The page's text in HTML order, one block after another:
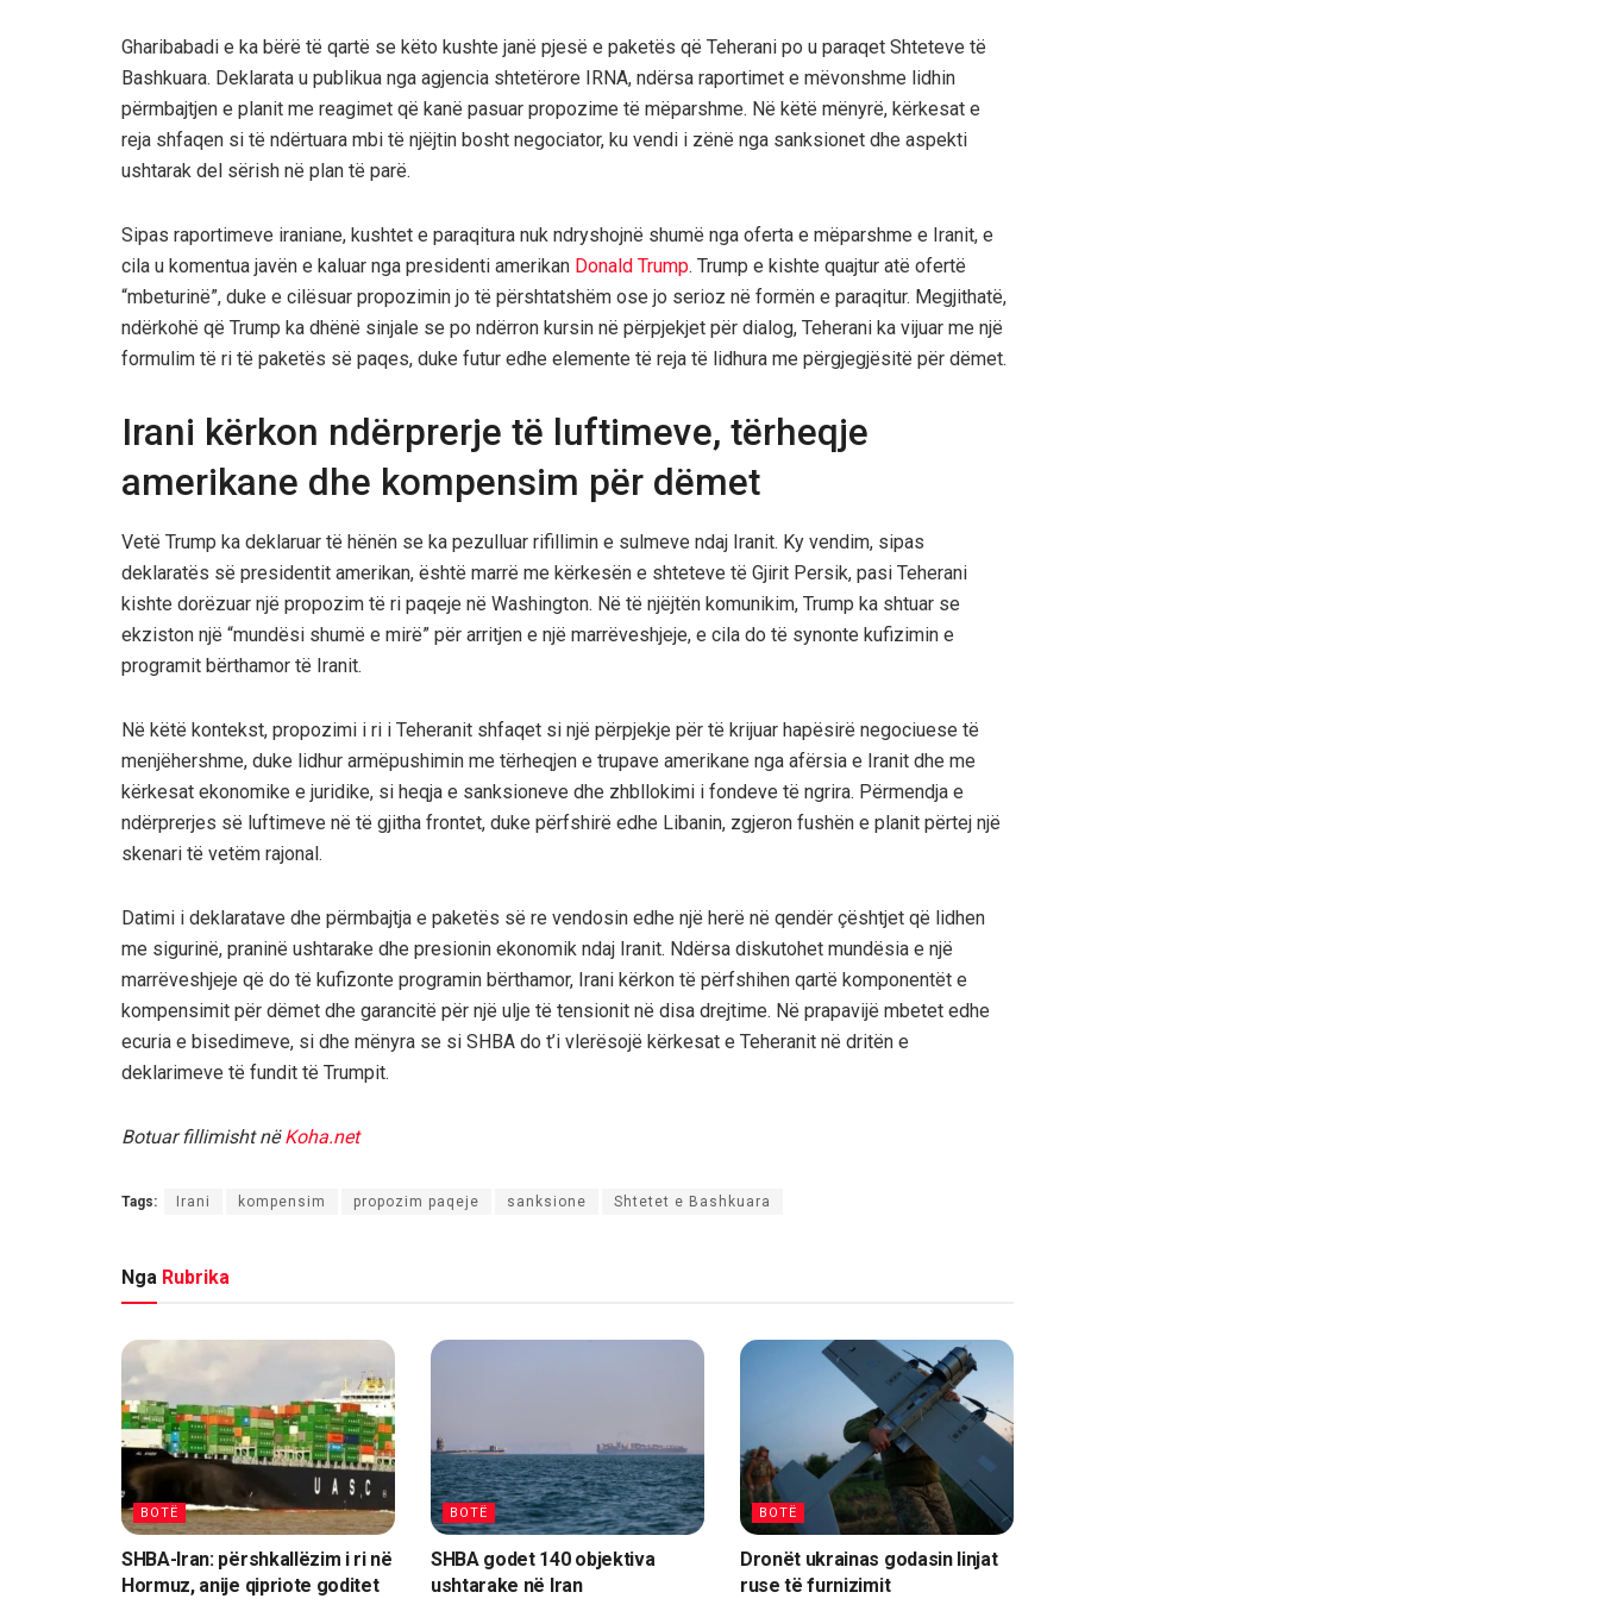
Gharibabadi e ka bërë të qartë se këto kushte janë pjesë e paketës që Teherani po u paraqet Shteteve të
Bashkuara. Deklarata u publikua nga agjencia shtetërore IRNA, ndërsa raportimet e mëvonshme lidhin
përmbajtjen e planit me reagimet që kanë pasuar propozime të mëparshme. Në këtë mënyrë, kërkesat e
reja shfaqen si të ndërtuara mbi të njëjtin bosht negociator, ku vendi i zënë nga sanksionet dhe aspekti
ushtarak del sërish në plan të parë.
Sipas raportimeve iraniane, kushtet e paraqitura nuk ndryshojnë shumë nga oferta e mëparshme e Iranit, e
cila u komentua javën e kaluar nga presidenti amerikan Donald Trump. Trump e kishte quajtur atë ofertë
“mbeturinë”, duke e cilësuar propozimin jo të përshtatshëm ose jo serioz në formën e paraqitur. Megjithatë,
ndërkohë që Trump ka dhënë sinjale se po ndërron kursin në përpjekjet për dialog, Teherani ka vijuar me një
formulim të ri të paketës së paqes, duke futur edhe elemente të reja të lidhura me përgjegjësitë për dëmet.
Irani kërkon ndërprerje të luftimeve, tërheqje
amerikane dhe kompensim për dëmet
Vetë Trump ka deklaruar të hënën se ka pezulluar rifillimin e sulmeve ndaj Iranit. Ky vendim, sipas
deklaratës së presidentit amerikan, është marrë me kërkesën e shteteve të Gjirit Persik, pasi Teherani
kishte dorëzuar një propozim të ri paqeje në Washington. Në të njëjtën komunikim, Trump ka shtuar se
ekziston një “mundësi shumë e mirë” për arritjen e një marrëveshjeje, e cila do të synonte kufizimin e
programit bërthamor të Iranit.
Në këtë kontekst, propozimi i ri i Teheranit shfaqet si një përpjekje për të krijuar hapësirë negociuese të
menjëhershme, duke lidhur armëpushimin me tërheqjen e trupave amerikane nga afërsia e Iranit dhe me
kërkesat ekonomike e juridike, si heqja e sanksioneve dhe zhbllokimi i fondeve të ngrira. Përmendja e
ndërprerjes së luftimeve në të gjitha frontet, duke përfshirë edhe Libanin, zgjeron fushën e planit përtej një
skenari të vetëm rajonal.
Datimi i deklaratave dhe përmbajtja e paketës së re vendosin edhe një herë në qendër çështjet që lidhen
me sigurinë, praninë ushtarake dhe presionin ekonomik ndaj Iranit. Ndërsa diskutohet mundësia e një
marrëveshjeje që do të kufizonte programin bërthamor, Irani kërkon të përfshihen qartë komponentët e
kompensimit për dëmet dhe garancitë për një ulje të tensionit në disa drejtime. Në prapavijë mbetet edhe
ecuria e bisedimeve, si dhe mënyra se si SHBA do t’i vlerësojë kërkesat e Teheranit në dritën e
deklarimeve të fundit të Trumpit.
Botuar fillimisht nëKoha.net
Tags: Irani kompensim propozim paqeje sanksione Shtetet e Bashkuara
Nga Rubrika
BOTË
SHBA-Iran: përshkallëzim i ri në
Hormuz, anije qipriote goditet
BOTË
SHBA godet 140 objektiva
ushtarake në Iran
BOTË
Dronët ukrainas godasin linjat
ruse të furnizimit